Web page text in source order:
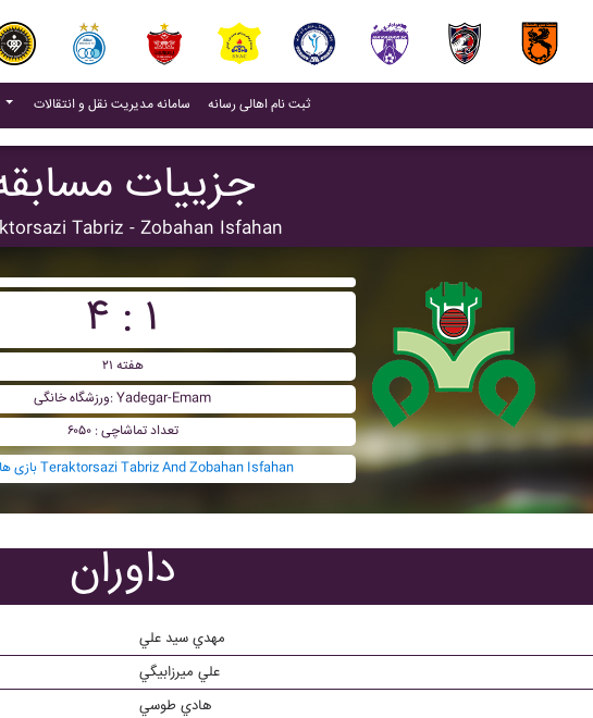
سامانه مدیریت نقل و انتقالات (current)
ثبت نام اهالی رسانه(current)
جزییات
Tabriz - Zobahan Isfahan
۴ : ۱
هفته ۲۱
ورزشگاه خانگی: Yadegar-Emam
تعداد تماشاچی : ۶۰۵۰
بازی های گذشته Teraktorsazi Tabriz And Zobahan Isfahan
داوران
مهدي سيد علي
علي ميرزابيگي
هادي طوسي